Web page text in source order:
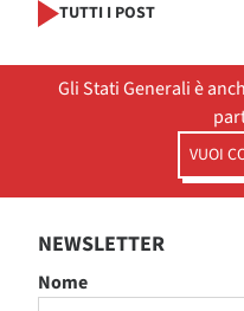
TUTTI I POST
Gli Stati Generali è
VUOI
NEWSLETTER
Nome